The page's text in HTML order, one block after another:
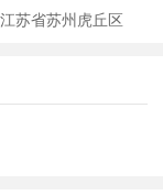
江苏省苏州虎丘区